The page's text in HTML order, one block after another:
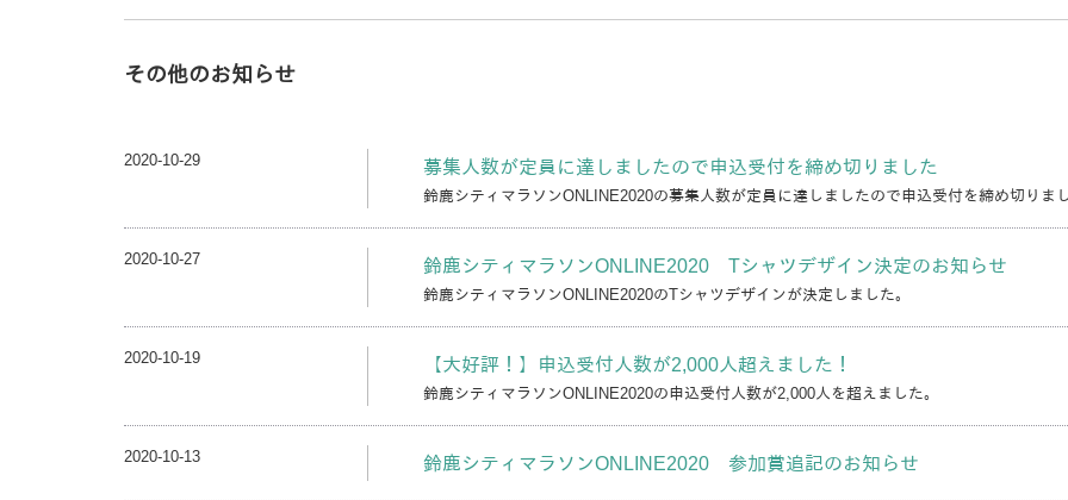
その他のお知らせ
2020-10-29 募集人数が定員に達しましたので申込受付を締め切りました
鈴鹿シティマラソンONLINE2020の募集人数が定員に達しましたので申込受付を締め切りまし
2020-10-27 鈴鹿シティマラソンONLINE2020 Tシャツデザイン決定のお知らせ
鈴鹿シティマラソンONLINE2020のTシャツデザインが決定しました。
2020-10-19 【大好評！】申込受付人数が2,000人超えました！
鈴鹿シティマラソンONLINE2020の申込受付人数が2,000人を超えました。
2020-10-13 鈴鹿シティマラソンONLINE2020 参加賞追記のお知らせ